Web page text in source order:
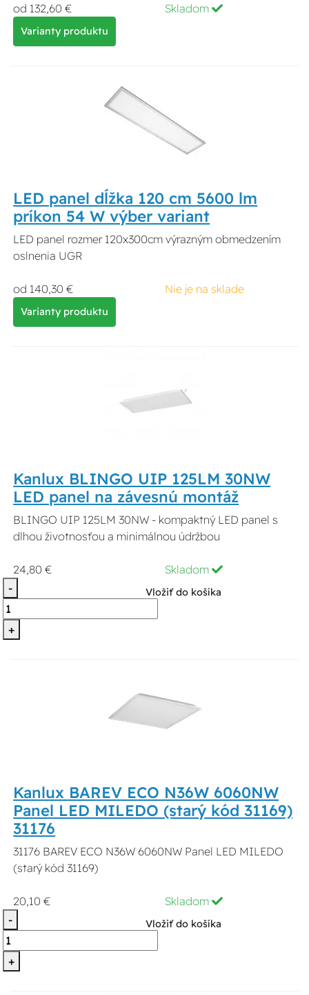
od 132,60 € Skladom
Varianty produktu
LED panel dĺžka 120 cm 5600 lm
príkon 54 W výber variant
LED panel rozmer 120x300cm výrazným obmedzením
oslnenia UGR
od 140,30 € Nie je na sklade
Varianty produktu
Kanlux BLINGO UIP 125LM 30NW
LED panel na závesnú montáž
BLINGO UIP 125LM 30NW - kompaktný LED panel s
dlhou životnosťou a minimálnou údržbou
24,80 €
Skladom
-
+
Vložiť do košíka
Kanlux BAREV ECO N36W 6060NW
Panel LED MILEDO (starý kód 31169)
31176
31176 BAREV ECO N36W 6060NW Panel LED MILEDO
(starý kód 31169)
20,10 €
Skladom
-
+
Vložiť do košíka